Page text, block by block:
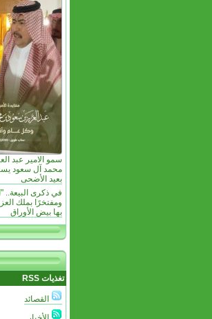
سمو الامير عبد
محمد آل سعود
بعيد الأضحى
في ذكرى البيعة..
ومفتخرًا بملك
بها بيض الأوراق
تغذيات RSS
القصائد